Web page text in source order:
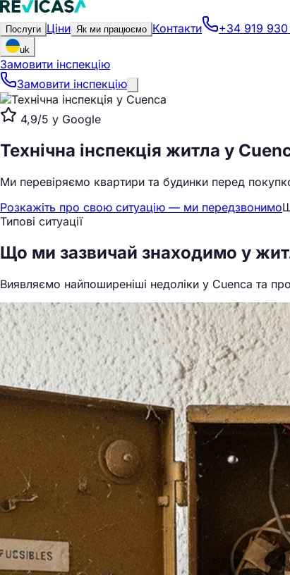
Послуги Ціни Як ми працюємо Контакти +34 919 930
uk
Замовити інспекцію
Замовити інспекцію
4,9/5 у Google
Технічна інспекція житла у
Ми перевіряємо квартири та будинки перед
Розкажіть про свою ситуацію — ми передзвонимо
Типові ситуації
Що ми зазвичай знаходимо у
Виявляємо найпоширеніші недоліки у Cuenca та